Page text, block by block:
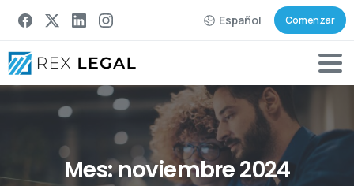
Español Comenzar
Mes:noviembre2024